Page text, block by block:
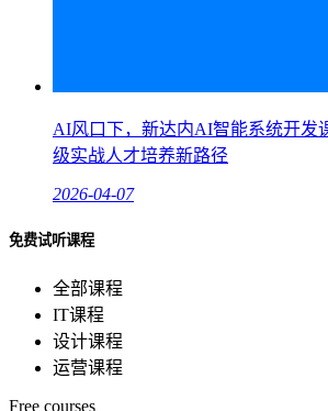
AI风口下，新达内AI智能系统开发
级实战人才培养新路径
2026-04-07
免费试听课程
全部课程
IT课程
设计课程
运营课程
Free courses